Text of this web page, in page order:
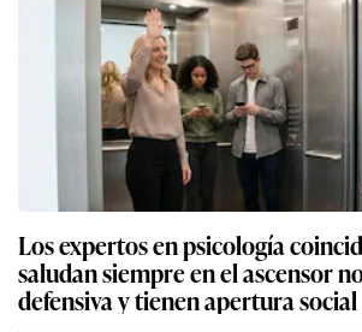
Los expertos en psicología
saludan siempre en el ascensor
defensiva y tienen apertura social